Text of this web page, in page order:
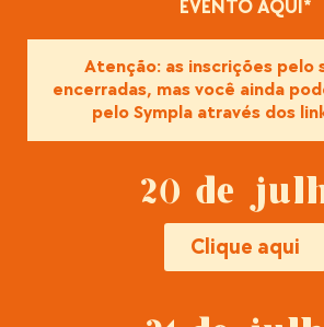
EVENTO AQUI*
Atenção: as inscrições pelo
encerradas, mas você ainda
pelo Sympla através dos
20 de
Clique aqui